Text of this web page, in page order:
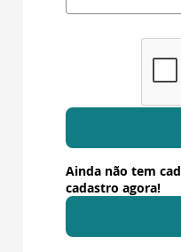
Ainda não tem
cadastro agora!